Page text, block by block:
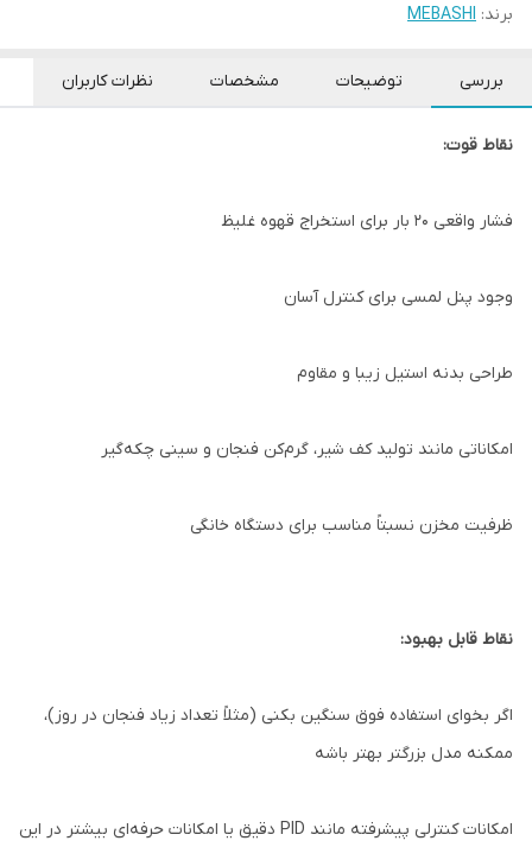
برند: MEBASHI
بررسی توضیحات مشخصات نظرات کاربران
نقاط قوت:
فشار واقعی ۲۰ بار برای استخراج قهوه غلیظ
وجود پنل لمسی برای کنترل آسان
طراحی بدنه استیل زیبا و مقاوم
امکاناتی مانند تولید کف شیر، گرم‌کن فنجان و سینی چکه‌گیر
ظرفیت مخزن نسبتاً مناسب برای دستگاه خانگی
نقاط قابل بهبود:
اگر بخوای استفاده فوق سنگین بکنی (مثلاً تعداد زیاد فنجان در روز)،
ممکنه مدل بزرگتر بهتر باشه
امکانات کنترلی پیشرفته مانند PID دقیق یا امکانات حرفه‌ای بیشتر در این